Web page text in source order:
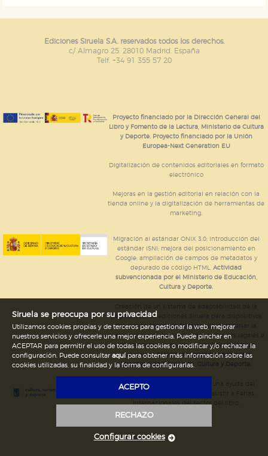
Ediciones Siruela S.A. reservados todos los derechos.
c/ Almagro 25. 28010 Madrid. España
Telf. +34 91 355 57 20
Proyecto financiado por la Dirección General del
Libro y Fomento de la Lectura, Ministerio de Cultura
y Deporte. Proyecto financiado por la Unión
Europea-Next Generation EU
Digitalización de contenidos editoriales en formato
electrónico
Mejoras en la gestión editorial en relación con la
tienda online y la digitalización de herramientas de
marketing.
Migración al estándar ONIX 3.0; introducción del
estándar ISNI; mejora del posicionamiento en
Google; ampliación de campos de metadatos y
depurado de código HTML.Actividad
subvencionada por el Ministerio de Educación,
Cultura y Deporte.
página web de ediciones Siruela para dispositivos
móviles en todos sus formatos para impulsar la
comercialización de contenidos culturales legales e
implementación de los recursos tecnológicos
necesarios.Actividad subvencionada por el
Ministerio de Educación, Cultura y Deporte.
Ediciones Siruela ha percibido una ayuda del
Legal
Siruela se preocupa por su privacidad
Utilizamos cookies propias y de terceros para gestionar la web, mejorar
nuestros servicios y ofrecerle una mejor experiencia. Puede pinchar en
ACEPTAR para permitir el uso de todas las cookies o modificar y/o rechazar la
configuración. Puede consultar aquípara obtener más información sobre las
cookies utilizadas, su finalidad y la forma de configurarlas.
ACEPTO
RECHAZO
Configurar cookies